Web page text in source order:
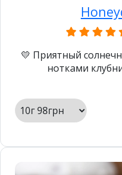
💛 Приятный
нотками